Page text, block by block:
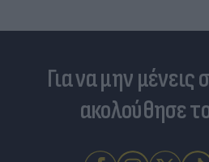
Για να μην μένεις
ακολούθησε